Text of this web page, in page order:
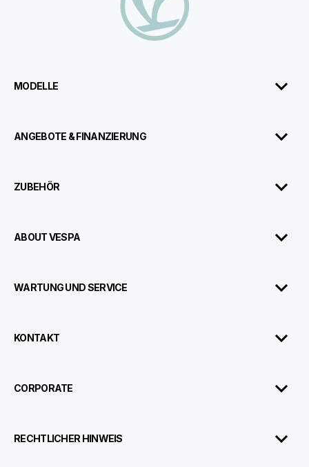
MODELLE
ANGEBOTE & FINANZIERUNG
ZUBEHÖR
ABOUT VESPA
WARTUNG UND SERVICE
KONTAKT
CORPORATE
RECHTLICHER HINWEIS